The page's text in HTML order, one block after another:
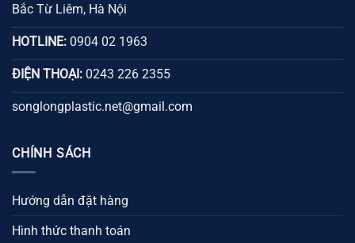
Bắc Từ Liêm, Hà Nội
HOTLINE: 0904 02 1963
ĐIỆN THOẠI: 0243 226 2355
songlongplastic.net@gmail.com
CHÍNH SÁCH
Hướng dẫn đặt hàng
Hình thức thanh toán